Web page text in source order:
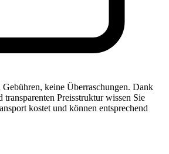
keine Überraschungen. Dank
transparenten Preisstruktur wissen Sie
kostet und können entsprechend